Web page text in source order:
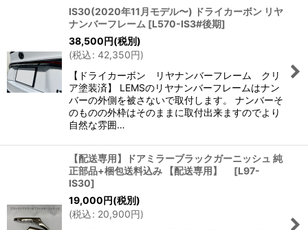
IS30(2020年11月モデル〜) ドライカーボン リヤ
ナンバーフレーム [L570-IS3#後期]
38,500円(税別)
(税込: 42,350円)
【ドライカーボン リヤナンバーフレーム クリ
ア塗装済】 LEMSのリヤナンバーフレームはナン
バーの外側を被さないで取付します。 ナンバーそ
のものの外枠はそのままに取付出来ますのでより
自然な雰囲…
【配送専用】ドアミラーブラックガーニッシュ 純
正部品+梱包送料込み 【配送専用】
[L97-
IS30]
19,000円(税別)
(税込: 20,900円)